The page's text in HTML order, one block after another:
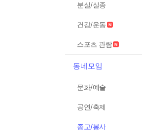
분실/실종
건강/운동
스포츠 관람
동네모임
문화/예술
공연/축제
종교/봉사